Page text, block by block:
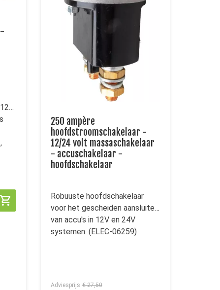
250 ampère
hoofdstroomschakelaar -
12/24 volt massaschakelaar
- accuschakelaar -
hoofdschakelaar
Robuuste hoofdschakelaar
voor het gescheiden aansluiten
van accu's in 12V en 24V
systemen. (ELEC-06259)
Adviesprijs € 27,50